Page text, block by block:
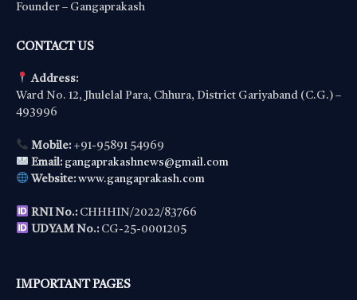
Founder – Gangaprakash
CONTACT US
Address:
Ward No. 12, Jhulelal Para, Chhura, District Gariyaband (C.G.) –
493996
Mobile:+91-95891 54969
Email: gangaprakashnews@gmail.com
Website: www.gangaprakash.com
RNI No.:CHHHIN/2022/83766
UDYAM No.:CG-25-0001205
IMPORTANT PAGES